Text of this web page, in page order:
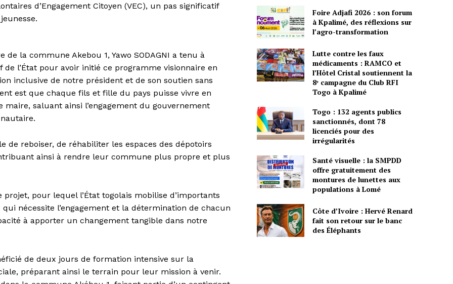
d’Engagement Citoyen (VEC), un pas significatif
la commune Akebou 1, Yawo SODAGNI a tenu à
l’État pour avoir initié ce programme visionnaire en
inclusive de notre président et de son soutien sans
est que chaque fils et fille du pays puisse vivre en
saluant ainsi l’engagement du gouvernement
de reboiser, de réhabiliter les espaces des dépotoirs
ainsi à rendre leur commune plus propre et plus
pour lequel l’État togolais mobilise d’importants
nécessite l’engagement et la détermination de chacun
à apporter un changement tangible dans notre
de deux jours de formation intensive sur la
préparant ainsi le terrain pour leur mission à venir.
Foire Adjafi 2026 : son forum
à Kpalimé, des réflexions sur
l’agro-transformation
Lutte contre les faux
médicaments : RAMCO et
l’Hôtel Cristal soutiennent la
8ᵉ campagne du Club RFI
Togo à Kpalimé
Togo : 132 agents publics
sanctionnés, dont 78
licenciés pour des
irrégularités
Santé visuelle : la SMPDD
offre gratuitement des
montures de lunettes aux
populations à Lomé
Côte d’Ivoire : Hervé Renard
fait son retour sur le banc
des Éléphants